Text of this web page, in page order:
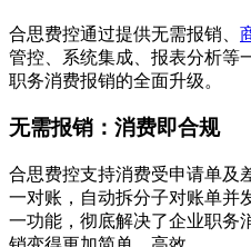
合思费控通过提供无需报销、
管控、系统集成、报表分析等
职务消费报销的全面升级。
无需报销：消费即合规
合思费控支持消费受申请单及
一对账，自动拆分子对账单并
一功能，彻底解决了企业职务